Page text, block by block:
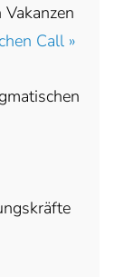
Call »